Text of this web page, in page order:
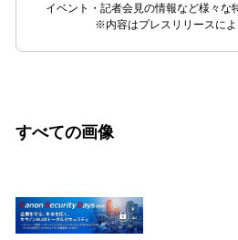
イベント・記者会見の情報など様々な
※内容はプレスリリースによ
すべての画像